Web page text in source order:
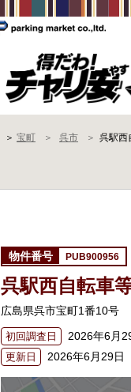
＞ 宝町 呉市 呉駅西
PUB900956
呉駅西自転車
広島県呉市宝町1番10号
初回調査日 2026年6月
更新日 2026年6月29日